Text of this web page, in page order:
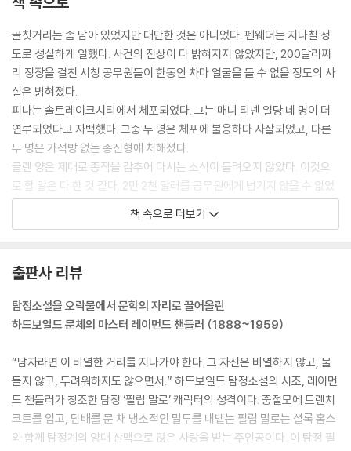
골칫거리는 좀 남아 있었지만 대단한 것은 아니었다. 펜웨더는 지나칠 정
도로 성실하게 일했다. 사건의 진상이 다 밝혀지지 않았지만, 200달러짜
리 정장을 걸친 시청 공무원들이 한동안 차마 얼굴을 들 수 없을 정도의 사
실은 밝혀졌다.
피나는 솔트레이크시티에서 체포되었다. 그는 매니 티넨 일당 네 명이 더
연루되었다고 자백했다. 그중 두 명은 체포에 불응하다 사살되었고, 다른
두 명은 가석방 없는 종신형에 처해졌다.
글렌 양은 제대로 종적을 감추어 다시는 소식이 들려오지 않았다. 이것으
로 할 말은 다 한 것 같다. 2만 2천 달러를 공무원에게 넘기지 않을 수 없었
다는 것만 빼고 말이다. 공무원은 내게 200달러의 수고비와 9달러 20센
트의 기름 값을 인정해 주었다. 가끔 나머지 돈은 어떻게 되었을지 궁금하
“이보게, 탐정. 나한테는 여기 멋진 집이 있네. 조용하지. 더 이상 아무도 나
를 귀찮게 하지 않아. 아무도 그럴 권리가 없지. 나는 백악관으로부터 직접
기가 돌보는 걸 좋아하게 마련이지. 나는 세상에 땡전 한 푼 빚진 게 없어.
다 갚았거든. 이보게, 탐정, 이제 내가 원하는 게 있다면 날 좀 내버려 두라
는 것일세.” 그는 말을 멈추고 한 차례 고개를 내둘렀다. “누구도 나를 들쑤
셔선 안 돼. 더 이상은.”
나는 아무런 말도 하지 않았다. 그저 희미하게 미소를 띠고 그를 지켜보았
책 속으로 더보기
출판사 리뷰
탐정소설을 오락물에서 문학의 자리로 끌어올린
하드보일드 문체의 마스터 레이먼드 챈들러 (1888~1959)
“남자라면 이 비열한 거리를 지나가야 한다. 그 자신은 비열하지 않고, 물
들지 않고, 두려워하지도 않으면서.” 하드보일드 탐정소설의 시조, 레이먼
드 챈들러가 창조한 탐정 ‘필립 말로’ 캐릭터의 성격이다. 중절모에 트렌치
코트를 입고, 담배를 문 채 냉소적인 말투를 내뱉는 필립 말로는 셜록 홈스
와 함께 탐정계의 양대 산맥으로 많은 사랑을 받는 주인공이다. 이 탐정 필